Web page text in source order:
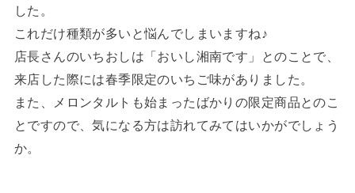
した。
これだけ種類が多いと悩んでしまいますね♪
店長さんのいちおしは「おいし湘南です」とのことで、
来店した際には春季限定のいちご味がありました。
また、メロンタルトも始まったばかりの限定商品とのこ
とですので、気になる方は訪れてみてはいかがでしょう
か。